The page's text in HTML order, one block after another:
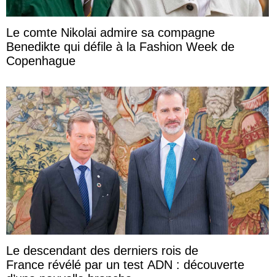
Le comte Nikolai admire sa compagne
Benedikte qui défile à la Fashion Week de
Copenhague
Le descendant des derniers rois de
France révélé par un test ADN : découverte